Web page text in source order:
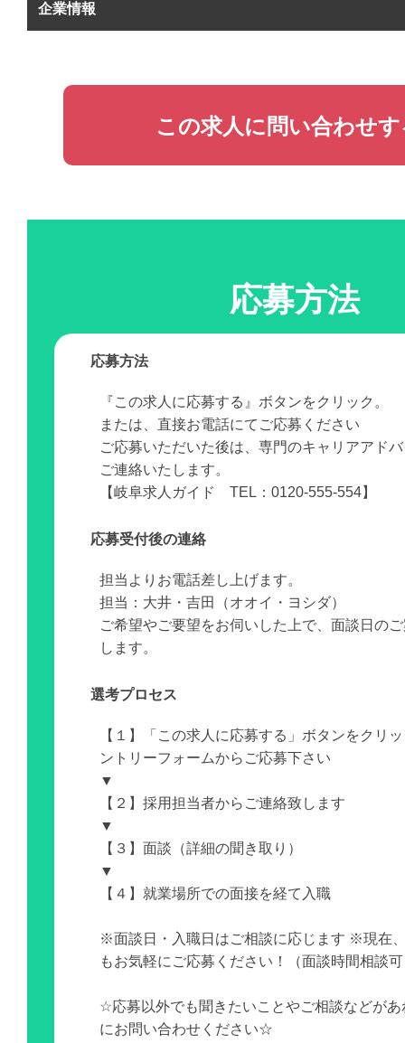
企業情報
この求人に問い合わせ
応募方法
応募方法
『この求人に応募する』ボタンをクリック。
または、直接お電話にてご応募ください
ご応募いただいた後は、専門のキャリアアド
ご連絡いたします。
【岐阜求人ガイド TEL：0120-555-554】
応募受付後の連絡
担当よりお電話差し上げます。
担当：大井・吉田（オオイ・ヨシダ）
ご希望やご要望をお伺いした上で、面談日の
します。
選考プロセス
【１】「この求人に応募する」ボタンをクリ
ントリーフォームからご応募下さい
▼
【２】採用担当者からご連絡致します
▼
【３】面談（詳細の聞き取り）
▼
【４】就業場所での面接を経て入職
※面談日・入職日はご相談に応じます ※現在
もお気軽にご応募ください！（面談時間相談
☆応募以外でも聞きたいことやご相談などがあ
にお問い合わせください☆